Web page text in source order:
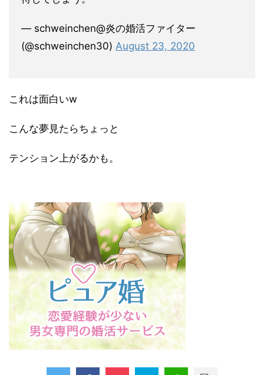
— schweinchen@炎の婚活ファイター
(@schweinchen30) August 23, 2020
これは面白いw
こんな夢見たらちょっと
テンション上がるかも。